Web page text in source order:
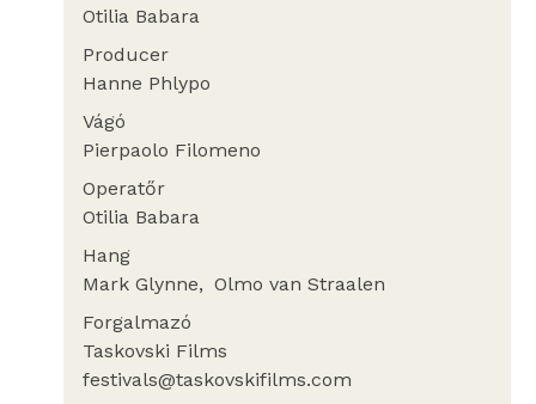
Otilia Babara
Producer
Hanne Phlypo
Vágó
Pierpaolo Filomeno
Operatőr
Otilia Babara
Hang
Mark Glynne
Olmo van Straalen
Forgalmazó
Taskovski Films
festivals@taskovskifilms.com